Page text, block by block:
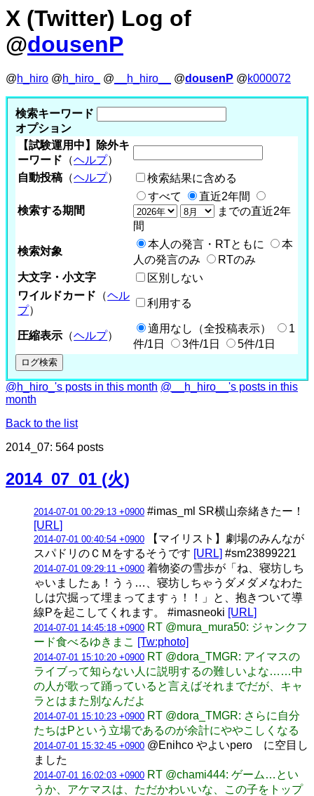
X (Twitter) Log of
@dousenP
@h_hiro @h_hiro_ @ __h_hiro__ @dousenP @k000072
検索キーワード
オプション
【試験運用中】除外キ
ーワード （ヘルプ）
自動投稿 （ヘルプ） 検索結果に含める
検索する期間
すべて
直近2年間
までの直近2年
間
検索対象
本人の発言・RTともに
本
人の発言のみ
RTのみ
大文字・小文字
区別しない
ワイルドカード （ヘル
プ）
利用する
圧縮表示 （ヘルプ）
適用なし（全投稿表示）
1
件/1日
3件/1日 5件/1日
@h_hiro_'s posts in this month @__h_hiro__'s posts in this
month
Back to the list
2014_07: 564 posts
2014_07_01 (火)
2014-07-01 00:29:13 +0900 #imas_ml SR横山奈緒きたー！
[URL]
2014-07-01 00:40:54 +0900 【マイリスト】劇場のみんなが
スパドリのＣＭをするそうです [URL] #sm23899221
2014-07-01 09:29:11 +0900 着物姿の雪歩が「ね、寝坊しち
ゃいましたぁ！うぅ…、寝坊しちゃうダメダメなわた
しは穴掘って埋まってますぅ！！」と、抱きついて導
線Pを起こしてくれます。 #imasneoki [URL]
2014-07-01 14:45:18 +0900 RT @mura_mura50: ジャンクフ
ード食べるゆきまこ [Tw:photo]
2014-07-01 15:10:20 +0900 RT @dora_TMGR: アイマスの
ライブって知らない人に説明するの難しいよな……中
の人が歌って踊っていると言えばそれまでだが、キャ
ラとはまた別なんだよ
2014-07-01 15:10:23 +0900 RT @dora_TMGR: さらに自分
たちはPという立場であるのが余計にややこしくなる
2014-07-01 15:32:45 +0900 @Enihco やよいpero に空目し
ました
2014-07-01 16:02:03 +0900 RT @chami444: ゲーム…とい
うか、アケマスは、ただかわいいな、この子をトップ